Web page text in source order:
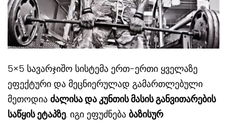
5×5 სავარჯიშო სისტემა ერთ-ერთი ყველაზე
ეფექტური და მეცნიერულად გამართლებული
მეთოდია ძალისადა კუნთისმასისგანვითარების
საწყის ეტაპზე. იგი ეფუძნება ბაზისურ